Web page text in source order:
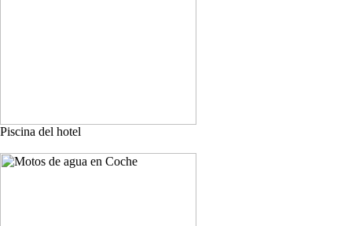
Piscina del hotel